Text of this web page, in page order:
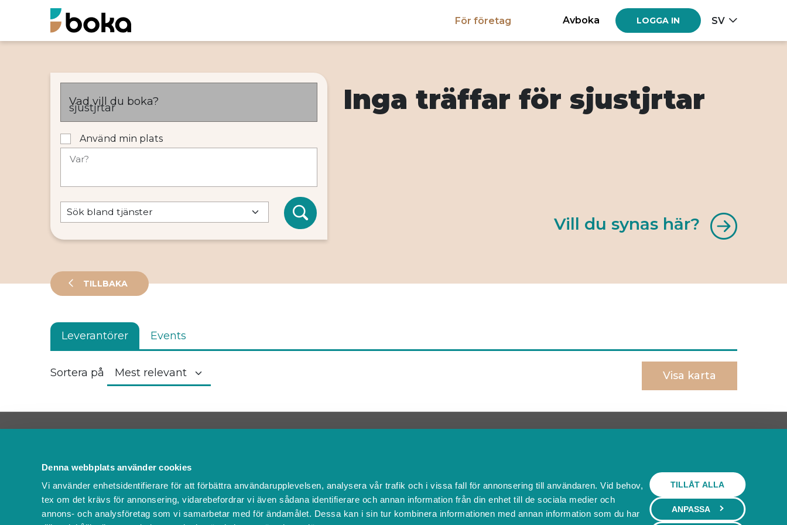
Denna webbplats använder cookies
Vi använder enhetsidentifierare för att förbättra användarupplevelsen, analysera vår trafik och i vissa fall för annonsering till användaren. Vid behov,
tex om det krävs för annonsering, vidarebefordrar vi även sådana identifierare och annan information från din enhet till de sociala medier och
annons- och analysföretag som vi samarbetar med för ändamålet. Dessa kan i sin tur kombinera informationen med annan information som du har
TILLÅT ALLA
ANPASSA
För företag Avboka LOGGA IN SV
Vad vill du boka?
Använd min plats
Var?
Inga träffar för sjustjrtar
Vill du synas här?
TILLBAKA
Leverantörer Events
Sortera på Visa karta
FAQ
Villkor & policyer
Ändra cookies
Vardagar 09.00 – 16.00
Lunchstängt 12.00 - 13.00